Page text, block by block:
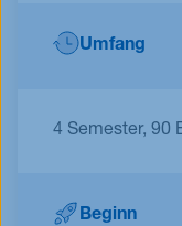
Umfang
4 Semester, 90
Beginn